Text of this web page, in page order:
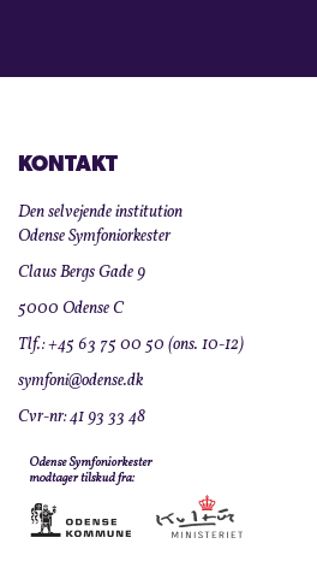
KONTAKT
Den selvejende institution
Odense Symfoniorkester
Claus Bergs Gade 9
5000 Odense C
Tlf.: +45 63 75 00 50 (ons. 10-12)
symfoni@odense.dk
Cvr-nr: 41 93 33 48